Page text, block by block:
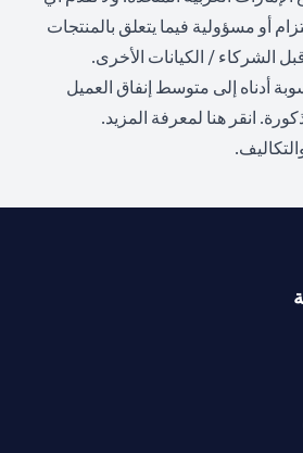
أو مسؤولية فيما يتعلق بالمنتجات
الشركاء / الكيانات الأخرى.
أدناه إلى متوسط إنفاق العميل
انقر هنا لمعرفة المزيد.